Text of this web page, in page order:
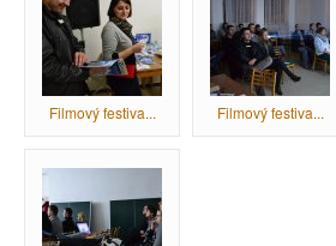
Filmový festiva... Filmový festiva...